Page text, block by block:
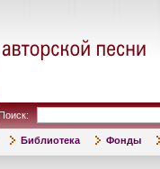
Библиотека Фонды